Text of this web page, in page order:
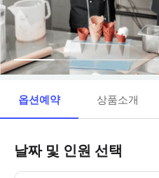
옵션예약 상품소개
날짜 및 인원 선택